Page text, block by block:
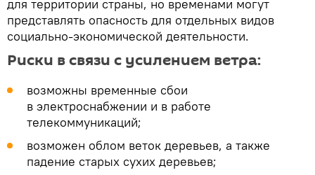
для территории страны, но временами могут
представлять опасность для отдельных видов
социально-экономической деятельности.
Риски в связи с усилением ветра:
возможны временные сбои
в электроснабжении и в работе
телекоммуникаций;
возможен облом веток деревьев, а также
падение старых сухих деревьев;